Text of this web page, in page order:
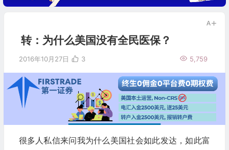
转：为什么美国没有全民医保？
2016年10月27日 5,759
3
很多人私信来问我为什么美国社会如此发达，如此富